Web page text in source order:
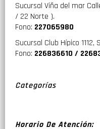
Sucursal Viña del mar
/ 22 Norte ).
Fono: 227065980
Sucursal Club Hípico
Fono: 226836610 /
Categorías
Horario De Atención: